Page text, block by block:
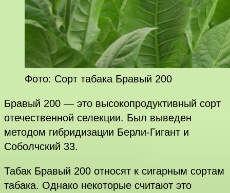
Фото: Сорт табака Бравый 200
Бравый 200 — это высокопродуктивный сорт
отечественной селекции. Был выведен
методом гибридизации Берли-Гигант и
Соболчский 33.
Табак Бравый 200 относят к сигарным сортам
табака. Однако некоторые считают это